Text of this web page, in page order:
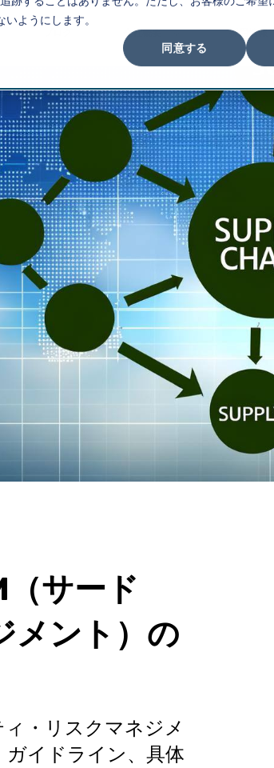
ようにします。
同意する
会社概要 採用情報
サード
メント）の
・リスクマネジメ
ガイドライン、具体